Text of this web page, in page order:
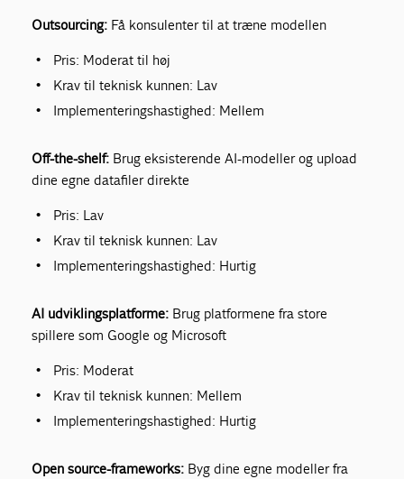
Outsourcing: Få konsulenter til at træne modellen
Pris: Moderat til høj
Krav til teknisk kunnen: Lav
Implementeringshastighed: Mellem
Off-the-shelf: Brug eksisterende AI-modeller og upload
dine egne datafiler direkte
Pris: Lav
Krav til teknisk kunnen: Lav
Implementeringshastighed: Hurtig
AI udviklingsplatforme: Brug platformene fra store
spillere som Google og Microsoft
Pris: Moderat
Krav til teknisk kunnen: Mellem
Implementeringshastighed: Hurtig
Open source-frameworks: Byg dine egne modeller fra